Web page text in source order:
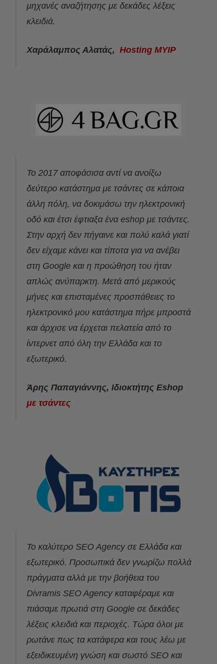
μηχανές αναζήτησης με δεκάδες λέξεις
κλειδιά.
Χαράλαμπος Αλατάς, Hosting MYIP
Το 2017 αποφάσισα αντί να ανοίξω
δεύτερο κατάστημα με τσάντες σε κάποια
άλλη πόλη, να δοκιμάσω την ηλεκτρονική
οδό και έτσι έφτιαξα ένα eshop με τσάντες.
Στην αρχή δεν πήγαινε και πολύ καλά γιατί
δεν είχαμε κάνει και τίποτα για να ανέβει
στη Google και η προώθηση του ήταν
απλώς ανύπαρκτη. Μετά από μερικούς
μήνες και επισταμένες προσπάθειες το
ηλεκτρονικό μου κατάστημα πήρε μπροστά
και άρχισε να έρχεται πελατεία από το
ίντερνετ από όλη την Ελλάδα και το
εξωτερικό.
Άρης Παπαγιάννης, Ιδιοκτήτης Eshop
με τσάντες
Το καλύτερο SEO Agency σε Ελλάδα και
εξωτερικό. Προσωπικά δεν γνωρίζω πολλά
πράγματα αλλά με την βοήθεια του
Divramis SEO Agency καταφέραμε και
πιάσαμε πρωτιά στη Google σε δεκάδες
λέξεις κλειδιά και περιοχές. Τώρα όλοι με
ρωτάνε πως τα κατάφερα και τους λέω με
εξειδικευμένη γνώση και σωστό SEO και